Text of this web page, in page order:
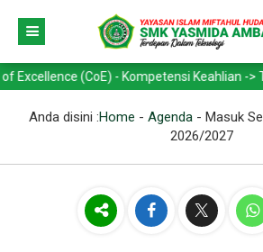
(CoE) - Kompetensi Keahlian ->
Anda disini :Home - Agenda- Masuk
2026/2027